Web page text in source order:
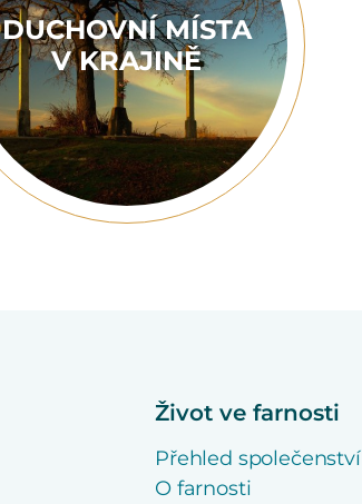
DUCHOVNÍ MÍSTA
V KRAJINĚ
Život ve farnosti
Přehled společenství
O farnosti